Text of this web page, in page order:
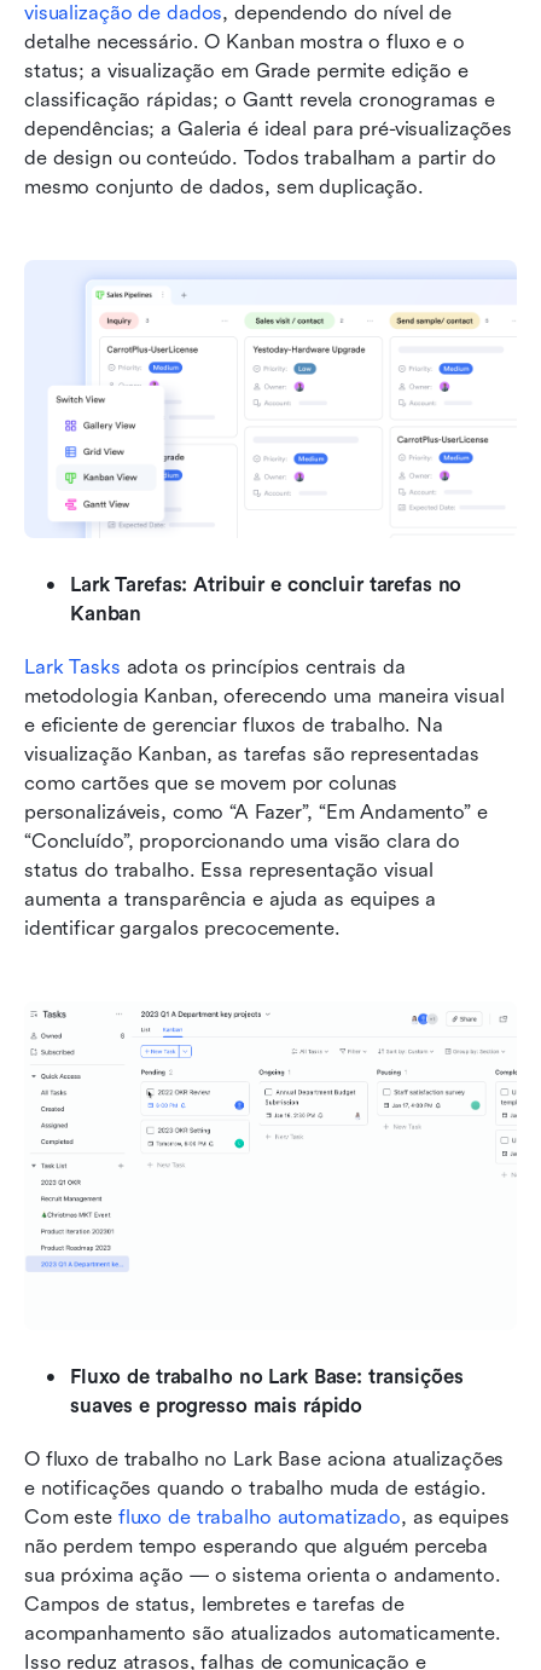
visualização de dados, dependendo do nível de
detalhe necessário. O Kanban mostra o fluxo e o
status; a visualização em Grade permite edição e
classificação rápidas; o Gantt revela cronogramas e
dependências; a Galeria é ideal para pré-visualizações
de design ou conteúdo. Todos trabalham a partir do
mesmo conjunto de dados, sem duplicação.
Lark Tarefas: Atribuir e concluir tarefas no
Kanban
Lark Tasks adota os princípios centrais da
metodologia Kanban, oferecendo uma maneira visual
e eficiente de gerenciar fluxos de trabalho. Na
visualização Kanban, as tarefas são representadas
como cartões que se movem por colunas
personalizáveis, como “A Fazer”, “Em Andamento” e
“Concluído”, proporcionando uma visão clara do
status do trabalho. Essa representação visual
aumenta a transparência e ajuda as equipes a
identificar gargalos precocemente.
Fluxo de trabalho no Lark Base: transições
suaves e progresso mais rápido
O fluxo de trabalho no Lark Base aciona atualizações
e notificações quando o trabalho muda de estágio.
Com este fluxo de trabalho automatizado, as equipes
não perdem tempo esperando que alguém perceba
sua próxima ação — o sistema orienta o andamento.
Campos de status, lembretes e tarefas de
acompanhamento são atualizados automaticamente.
Isso reduz atrasos, falhas de comunicação e